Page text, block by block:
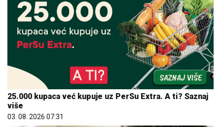
25.000 kupaca već kupuje uz PerSu Extra. A ti? Saznaj
više
03. 08. 2026 07:31